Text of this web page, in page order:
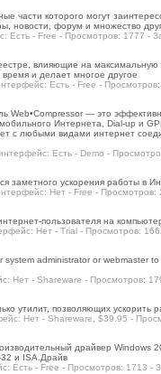
части которого могут
новости, форум и множество
Есть - Free - Просмотров: 1777 -
влияющие на
и делает многое другое
Есть - Free - Просмотров:
Web•Compressor — это
Интернета, Dial-up и
с любыми видами интернет
Есть - Demo -
заметного ускорения работы в
Нет - Free - Просмотров:
пользователя на
Нет - Trial - Просмотров:
administrator or webmaster
Нет - Shareware - Просмотров:
утилит, позволяющих ускорить
Нет - Shareware, $39.95 -
драйвер Windows
и ISA.Драйв
Есть - Free - Просмотров: 1713 -